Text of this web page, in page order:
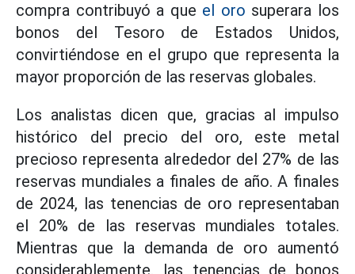
compra contribuyó a que el oro superara los
bonos del Tesoro de Estados Unidos,
convirtiéndose en el grupo que representa la
mayor proporción de las reservas globales.
Los analistas dicen que, gracias al impulso
histórico del precio del oro, este metal
precioso representa alrededor del 27% de las
reservas mundiales a finales de año. A finales
de 2024, las tenencias de oro representaban
el 20% de las reservas mundiales totales.
Mientras que la demanda de oro aumentó
considerablemente, las tenencias de bonos